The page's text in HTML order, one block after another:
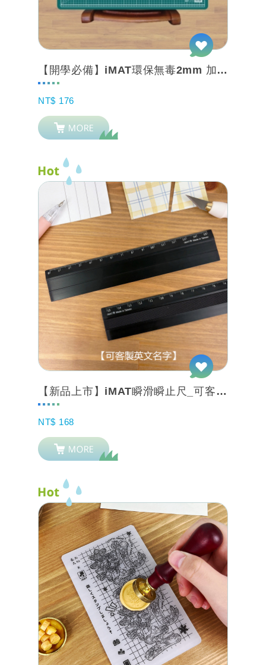
【開學必備】iMAT環保無毒2mm 加大及標準_學生專用桌墊 深綠 網格 + 背...
NT$ 176
【新品上市】iMAT瞬滑瞬止尺_可客製英文名_15cm黯黑 切割/畫線/撕紙/寫...
NT$ 168